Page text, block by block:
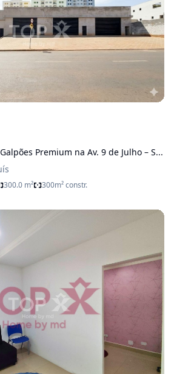
Premium na Av. 9 de Julho – S...
300.0 m² 300m² constr.